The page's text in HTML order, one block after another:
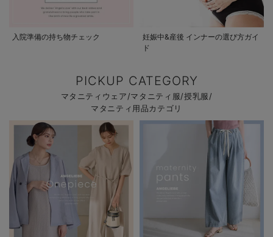
入院準備の持ち物チェック
妊娠中&産後 インナーの選び方ガイ
ド
PICKUP CATEGORY
マタニティウェア/マタニティ服/授乳服/
マタニティ用品カテゴリ